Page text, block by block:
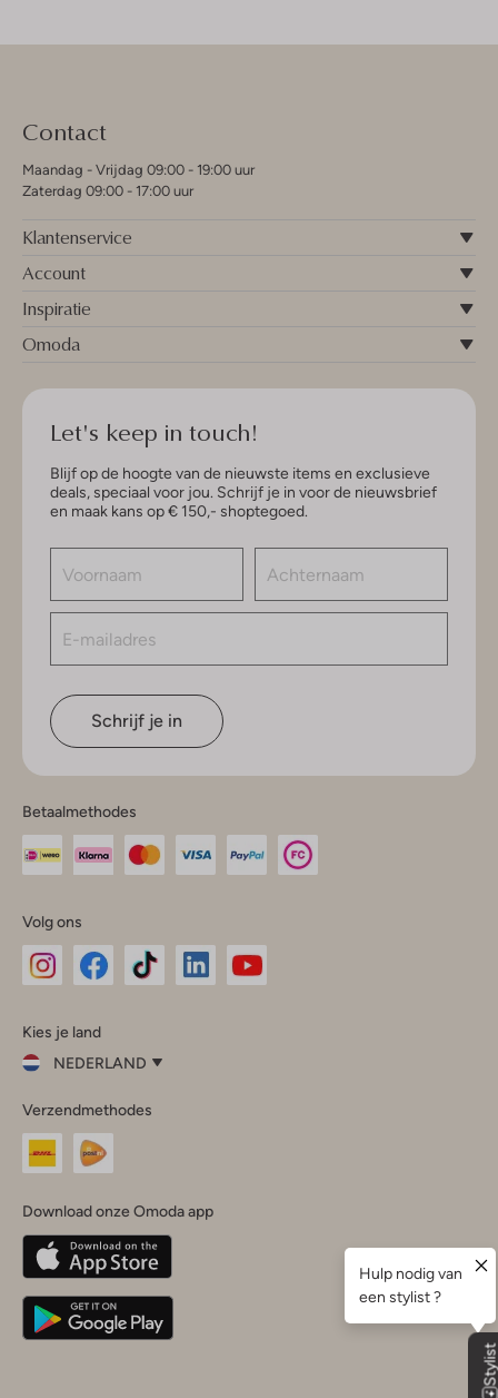
Contact
Maandag - Vrijdag 09:00 - 19:00 uur
Zaterdag 09:00 - 17:00 uur
Klantenservice
Account
Inspiratie
Omoda
Let's keep in touch!
Blijf op de hoogte van de nieuwste items en exclusieve
deals, speciaal voor jou. Schrijf je in voor de nieuwsbrief
en maak kans op € 150,- shoptegoed.
Schrijf je in
Betaalmethodes
Volg ons
InstagramFacebook
Kies je land
NEDERLAND
je
land
Nederland
Belgique(Français)
Deutschland
Verzendmethodes
Download onze Omoda app